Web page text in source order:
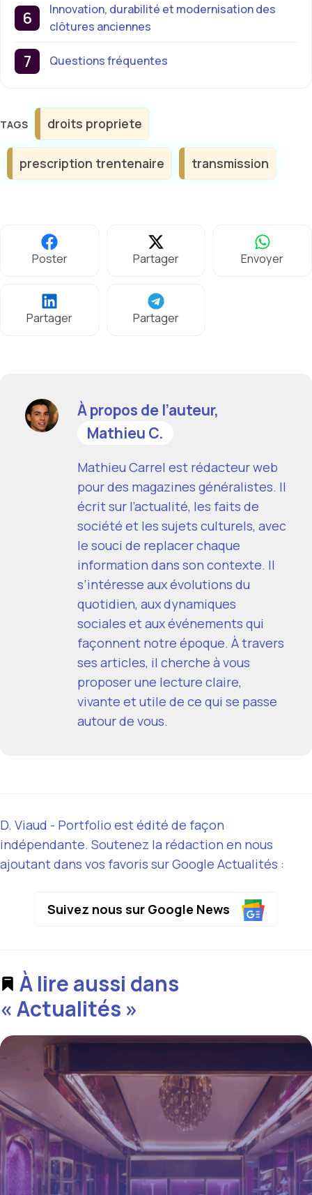
Innovation, durabilité et modernisation des
clôtures anciennes
Questions fréquentes
Étiquettes
droits propriete
prescription trentenaire transmission
Poster Partager Envoyer
Partager Partager
À propos de l’auteur,
Mathieu C.
Mathieu Carrel est rédacteur web
pour des magazines généralistes. Il
écrit sur l’actualité, les faits de
société et les sujets culturels, avec
le souci de replacer chaque
information dans son contexte. Il
s’intéresse aux évolutions du
quotidien, aux dynamiques
sociales et aux événements qui
façonnent notre époque. À travers
ses articles, il cherche à vous
proposer une lecture claire,
vivante et utile de ce qui se passe
autour de vous.
D. Viaud - Portfolio est édité de façon
indépendante. Soutenez la rédaction en nous
ajoutant dans vos favoris sur Google Actualités :
Suivez nous sur Google News
À lire aussi dans
« Actualités »